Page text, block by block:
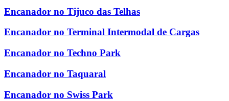
Encanador no Tijuco das Telhas
Encanador no Terminal Intermodal de Cargas
Encanador no Techno Park
Encanador no Taquaral
Encanador no Swiss Park